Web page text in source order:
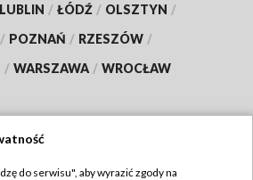
LUBLIN / ŁÓDŹ / OLSZTYN /
/ POZNAŃ / RZESZÓW /
/ WARSZAWA / WROCŁAW
do serwisu", aby wyrazić zgody na